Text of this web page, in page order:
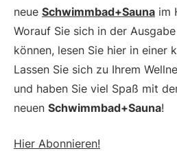
neue Schwimmbad+Sauna im
Worauf Sie sich in der
können, lesen Sie hier in einer
Lassen Sie sich zu Ihrem
und haben Sie viel Spaß mit
neuen Schwimmbad+Sauna!
Hier Abonnieren!